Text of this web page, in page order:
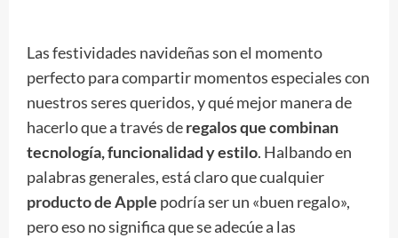
Las festividades navideñas son el momento
perfecto para compartir momentos especiales con
nuestros seres queridos, y qué mejor manera de
hacerlo que a través deregalos que combinan
tecnología, funcionalidad y estilo. Halbando en
palabras generales, está claro que cualquier
producto de Apple podría ser un «buen regalo»,
pero eso no significa que se adecúe a las